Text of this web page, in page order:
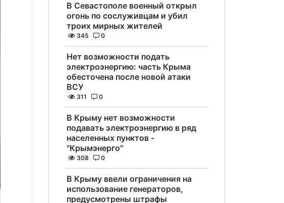
В Севастополе военный открыл
огонь по сослуживцам и убил
троих мирных жителей
345 0
Нет возможности подать
электроэнергию: часть Крыма
обесточена после новой атаки
ВСУ
311 0
В Крыму нет возможности
подавать электроэнергию в ряд
населенных пунктов -
"Крымэнерго"
308 0
В Крыму ввели ограничения на
использование генераторов,
предусмотрены штрафы